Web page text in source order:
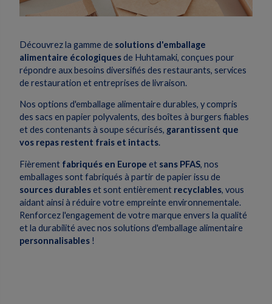
Découvrez la gamme de solutions d'emballage
alimentaire écologiquesde Huhtamaki, conçues pour
répondre aux besoins diversifiés des restaurants, services
de restauration et entreprises de livraison.
Nos options d'emballage alimentaire durables, y compris
des sacs en papier polyvalents, des boîtes à burgers fiables
et des contenants à soupe sécurisés, garantissent que
vos repas restent frais et intacts.
Fièrement fabriqués en Europe et sans PFAS, nos
emballages sont fabriqués à partir de papier issu de
sources durableset sont entièrement recyclables, vous
aidant ainsi à réduire votre empreinte environnementale.
Renforcez l'engagement de votre marque envers la qualité
et la durabilité avec nos solutions d'emballage alimentaire
personnalisables !